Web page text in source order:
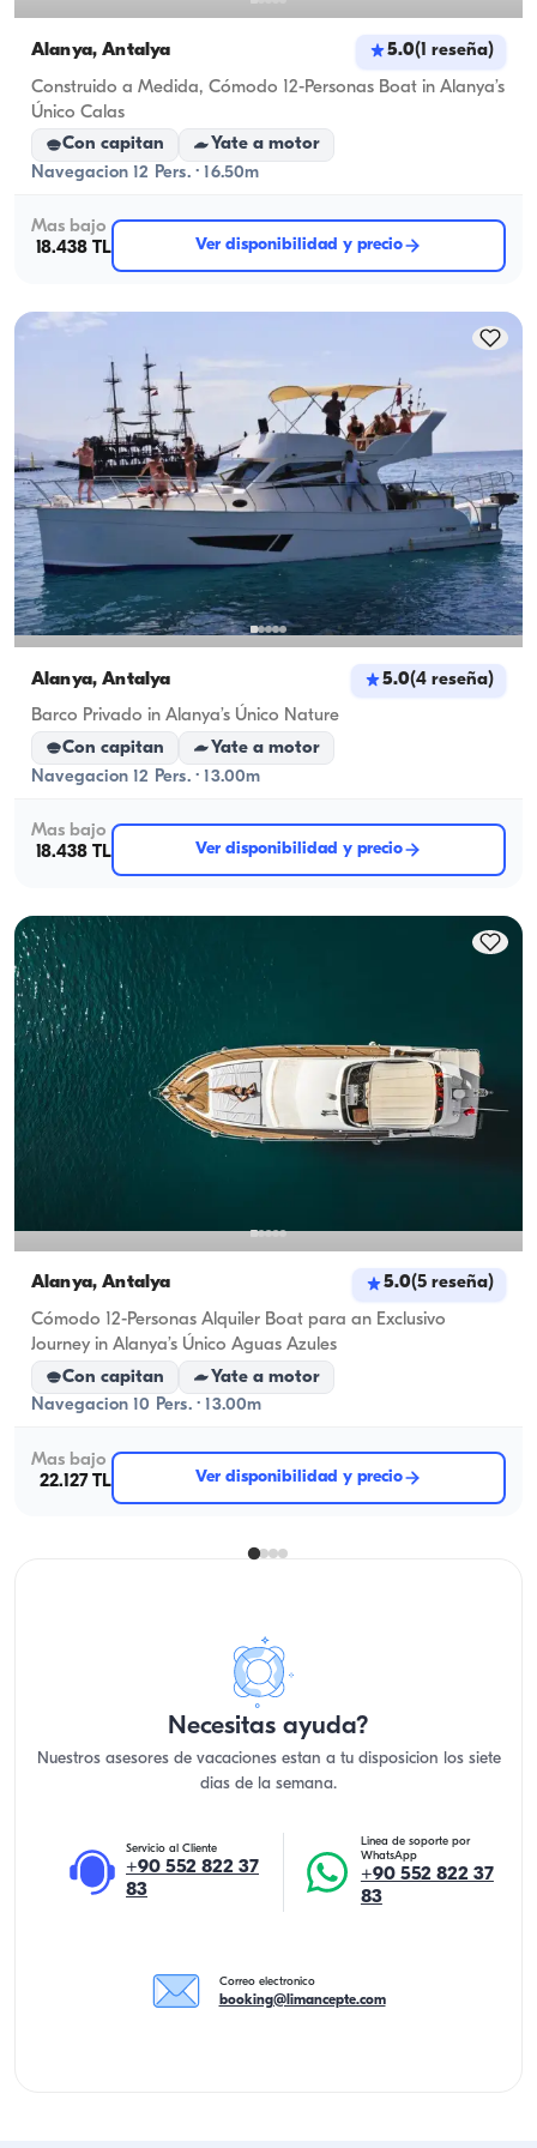
Alanya, Antalya 5.0(1 reseña)
Construido a Medida, Cómodo 12-Personas Boat in Alanya’s
Único Calas
Con capitan
Yate a motor
Navegacion 12 Pers. · 16.50m
Mas bajo
18.438 TL
Ver disponibilidad y precio
Alanya, Antalya 5.0(4 reseña)
Barco Privado in Alanya’s Único Nature
Con capitan
Yate a motor
Navegacion 12 Pers. · 13.00m
Mas bajo
18.438 TL
Ver disponibilidad y precio
Alanya, Antalya 5.0(5 reseña)
Cómodo 12-Personas Alquiler Boat para an Exclusivo
Journey in Alanya’s Único Aguas Azules
Con capitan
Yate a motor
Navegacion 10 Pers. · 13.00m
Mas bajo
22.127 TL
Ver disponibilidad y precio
Necesitas ayuda?
Nuestros asesores de vacaciones estan a tu disposicion los siete
dias de la semana.
Servicio al Cliente
+90 552 822 37
83
Linea de soporte por
WhatsApp
+90 552 822 37
83
Correo electronico
booking@limancepte.com